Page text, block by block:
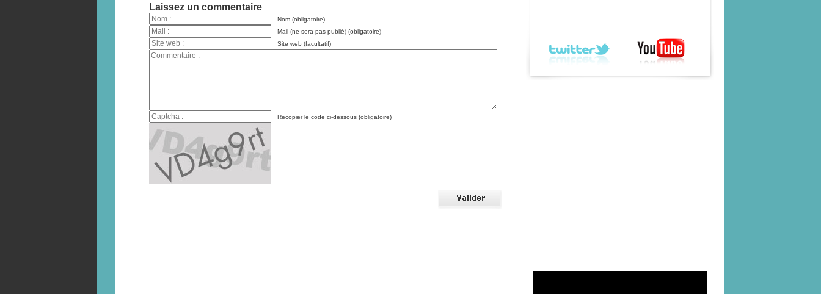
Laissez un commentaire
Nom (obligatoire)
Mail (ne sera pas publié) (obligatoire)
Site web (facultatif)
Recopier le code ci-dessous (obligatoire)